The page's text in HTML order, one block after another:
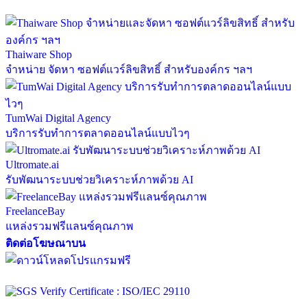
Thaiware Shop
จำหน่าย จัดหา ซอฟต์แวร์ลิขสิทธิ์ สำหรับองค์กร ฯลฯ
TumWai Digital Agency
บริการรับทำการตลาดออนไลน์แบบไวๆ
Ultromate.ai
รับพัฒนาระบบช่วยวิเคราะห์ภาพด้วย AI
FreelanceBay
แหล่งรวมฟรีแลนซ์คุณภาพ
ติดต่อโฆษณาบน